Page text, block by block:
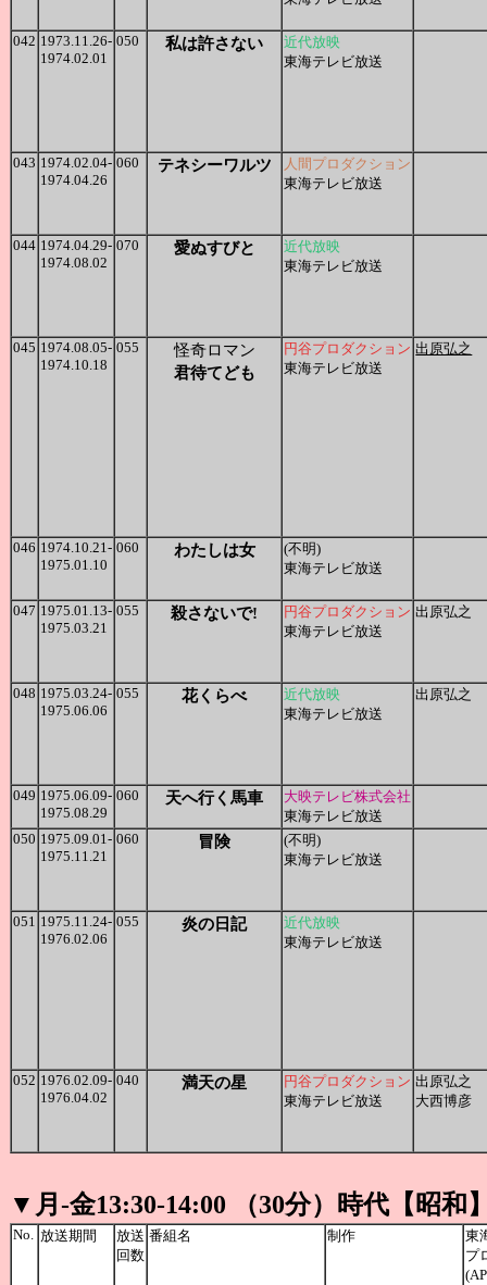
042 1973.11.26-
1974.02.01
050 私は許さない
近代放映
東海テレビ放送
043 1974.02.04-
1974.04.26
060 テネシーワルツ
人間プロダクション
東海テレビ放送
044 1974.04.29-
1974.08.02
070 愛ぬすびと
近代放映
東海テレビ放送
045 1974.08.05-
1974.10.18
055
怪奇ロマン
君待てども
円谷プロダクション
東海テレビ放送
出原弘之
046 1974.10.21-
1975.01.10
060 わたしは女
(不明)
東海テレビ放送
047 1975.01.13-
1975.03.21
055 殺さないで!
円谷プロダクション
東海テレビ放送
出原弘之
048 1975.03.24-
1975.06.06
055 花くらべ
近代放映
東海テレビ放送
出原弘之
049 1975.06.09-
1975.08.29
060 天へ行く馬車
大映テレビ株式会社
東海テレビ放送
050 1975.09.01-
1975.11.21
060 冒険
(不明)
東海テレビ放送
051 1975.11.24-
1976.02.06
055 炎の日記
近代放映
東海テレビ放送
052 1976.02.09-
1976.04.02
040 満天の星
円谷プロダクション
東海テレビ放送
出原弘之
大西博彦
▼月-金13:30-14:00 （30分）時代【昭和
No. 放送期間
放送
回数
番組名 制作
東
プ